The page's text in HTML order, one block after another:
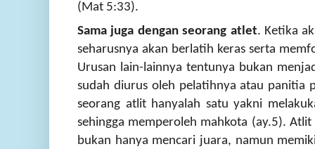
(Mat 5:33).
Sama juga dengan seorang atlet. Ketika
seharusnya akan berlatih keras serta
Urusan lain-lainnya tentunya bukan
sudah diurus oleh pelatihnya atau panitia
seorang atlit hanyalah satu yakni
sehingga memperoleh mahkota (ay.5).
bukan hanya mencari juara, namun